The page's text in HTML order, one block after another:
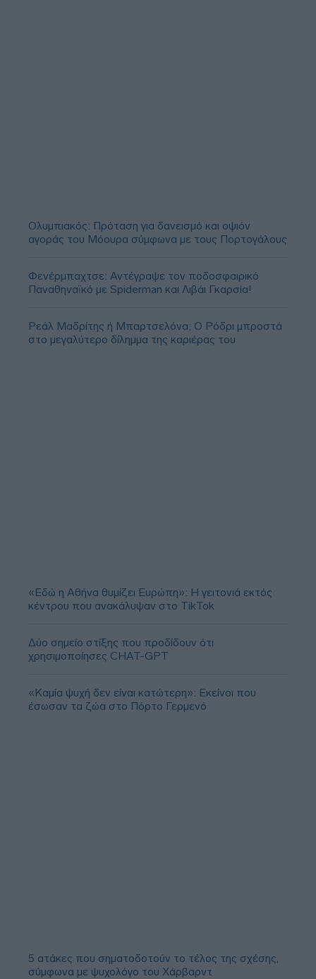
Ολυμπιακός: Πρόταση για δανεισμό και οψιόν
αγοράς του Μόουρα σύμφωνα με τους Πορτογάλους
Φενέρμπαχτσε: Αντέγραψε τον ποδοσφαιρικό
Παναθηναϊκό με Spiderman και Λιβάι Γκαρσία!
Ρεάλ Μαδρίτης ή Μπαρτσελόνα; Ο Ρόδρι μπροστά
στο μεγαλύτερο δίλημμα της καριέρας του
«Εδώ η Αθήνα θυμίζει Ευρώπη»: H γειτονιά εκτός
κέντρου που ανακάλυψαν στο TikTok
Δύο σημείο στίξης που προδίδουν ότι
χρησιμοποίησες CHAT-GPT
«Καμία ψυχή δεν είναι κατώτερη»: Εκείνοι που
έσωσαν τα ζώα στο Πόρτο Γερμενό
5 ατάκες που σηματοδοτούν το τέλος της σχέσης,
σύμφωνα με ψυχολόγο του Χάρβαρντ